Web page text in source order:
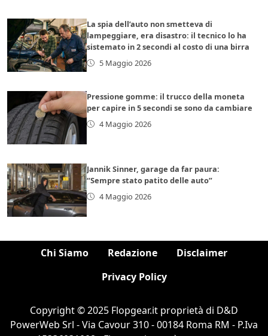
La spia dell’auto non smetteva di
lampeggiare, era disastro: il tecnico lo ha
sistemato in 2 secondi al costo di una birra
5 Maggio 2026
Pressione gomme: il trucco della moneta
per capire in 5 secondi se sono da cambiare
4 Maggio 2026
Jannik Sinner, garage da far paura:
“Sempre stato patito delle auto”
4 Maggio 2026
Chi Siamo Redazione
Disclaimer
Privacy Policy
Copyright © 2025 Flopgear.it proprietà di D&D
PowerWeb Srl - Via Cavour 310 - 00184 Roma RM - P.Iva